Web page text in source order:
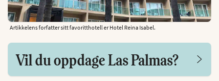
Artikkelens forfatter sitt favoritthotell er Hotel Reina Isabel.
Vil du oppdage Las Palmas?